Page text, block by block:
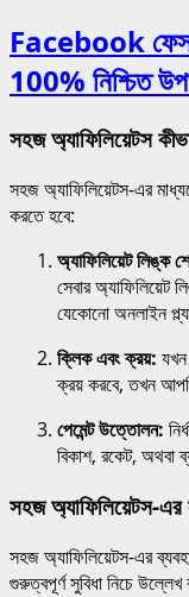
Facebook
100% নিশ্চিত
সহজ অ্যাফিলিয়েটস
সহজ অ্যাফিলিয়েটস-এর
করতে হবে:
অ্যাফিলিয়েট লিঙ্ক
সেবার অ্যাফিলিয়েট
যেকোনো অনলাইন
ক্লিক এবং ক্রয়:
ক্রয় করবে, তখন আপনি
পেমেন্ট উত্তোলন:
বিকাশ, রকেট, অথবা
সহজ অ্যাফিলিয়েটস-এর
সহজ অ্যাফিলিয়েটস-এর
গুরুত্বপূর্ণ সুবিধা নিচে